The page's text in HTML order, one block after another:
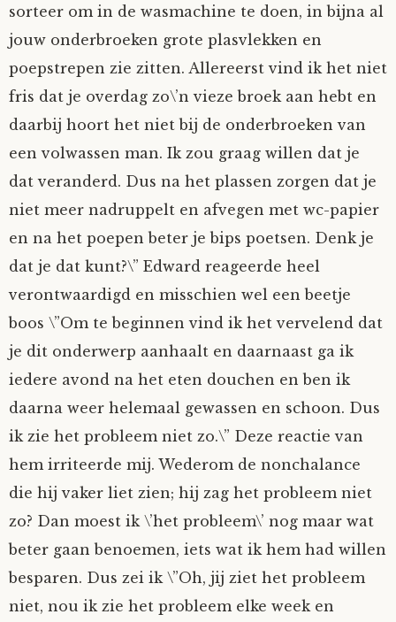
sorteer om in de wasmachine te doen, in bijna al
jouw onderbroeken grote plasvlekken en
poepstrepen zie zitten. Allereerst vind ik het niet
fris dat je overdag zo\’n vieze broek aan hebt en
daarbij hoort het niet bij de onderbroeken van
een volwassen man. Ik zou graag willen dat je
dat veranderd. Dus na het plassen zorgen dat je
niet meer nadruppelt en afvegen met wc-papier
en na het poepen beter je bips poetsen. Denk je
dat je dat kunt?\” Edward reageerde heel
verontwaardigd en misschien wel een beetje
boos \”Om te beginnen vind ik het vervelend dat
je dit onderwerp aanhaalt en daarnaast ga ik
iedere avond na het eten douchen en ben ik
daarna weer helemaal gewassen en schoon. Dus
ik zie het probleem niet zo.\” Deze reactie van
hem irriteerde mij. Wederom de nonchalance
die hij vaker liet zien; hij zag het probleem niet
zo? Dan moest ik \’het probleem\’ nog maar wat
beter gaan benoemen, iets wat ik hem had willen
besparen. Dus zei ik \”Oh, jij ziet het probleem
niet, nou ik zie het probleem elke week en